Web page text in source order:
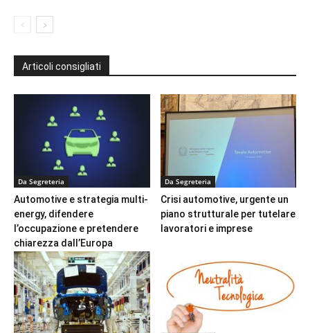
Articoli consigliati
Da Segreteria
Automotive e strategia multi-
energy, difendere
l’occupazione e pretendere
chiarezza dall’Europa
Da Segreteria
Crisi automotive, urgente un
piano strutturale per tutelare
lavoratori e imprese